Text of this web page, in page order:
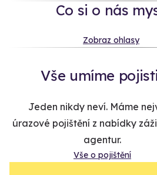
Co si o nás
Zobraz ohlasy
Vše umíme
Jeden nikdy neví. Máme
úrazové pojištění z nabídky
agentur.
Vše o pojištění